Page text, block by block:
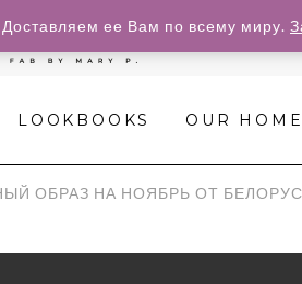
LOOKBOOKS OUR HOME
ОБРАЗ НА НОЯБРЬ ОТ
ее Вам по всему миру.